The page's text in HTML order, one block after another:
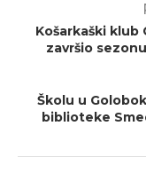
Košarkaški
završio
Školu u
biblioteke